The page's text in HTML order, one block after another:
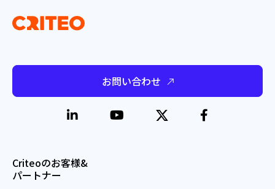
お問い合わせ
Criteoのお客様&
パートナー